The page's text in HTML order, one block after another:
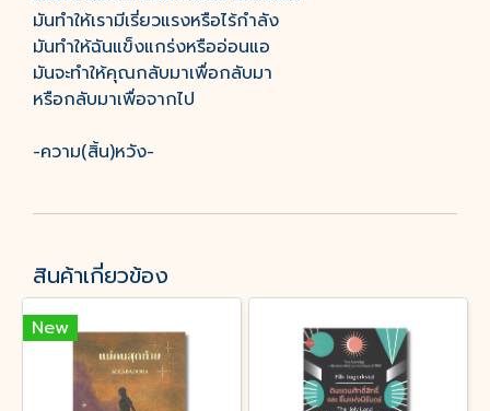
มันทำให้เรามีเรี่ยวแรงหรือไร้กำลัง
มันทำให้ฉันแข็งแกร่งหรืออ่อนแอ
มันจะทำให้คุณกลับมาเพื่อกลับมา
หรือกลับมาเพื่อจากไป
-ความ(สิ้น)หวัง-
สินค้าเกี่ยวข้อง
New